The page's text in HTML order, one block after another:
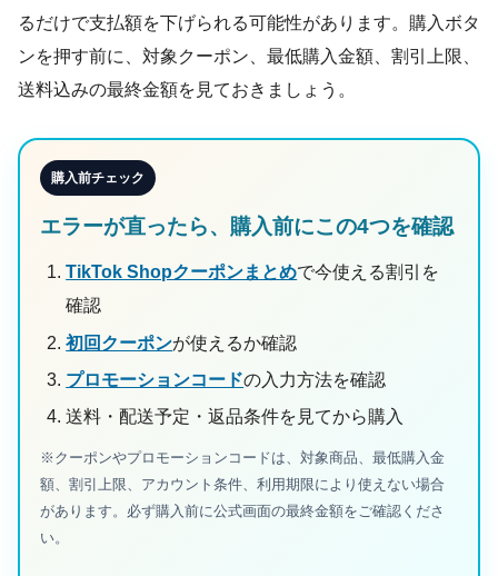
るだけで支払額を下げられる可能性があります。購入ボタ
ンを押す前に、対象クーポン、最低購入金額、割引上限、
送料込みの最終金額を見ておきましょう。
購入前チェック
エラーが直ったら、購入前にこの4つを確認
TikTok Shopクーポンまとめで今使える割引を
確認
初回クーポンが使えるか確認
プロモーションコードの入力方法を確認
送料・配送予定・返品条件を見てから購入
※クーポンやプロモーションコードは、対象商品、最低購入金
額、割引上限、アカウント条件、利用期限により使えない場合
があります。必ず購入前に公式画面の最終金額をご確認くださ
い。